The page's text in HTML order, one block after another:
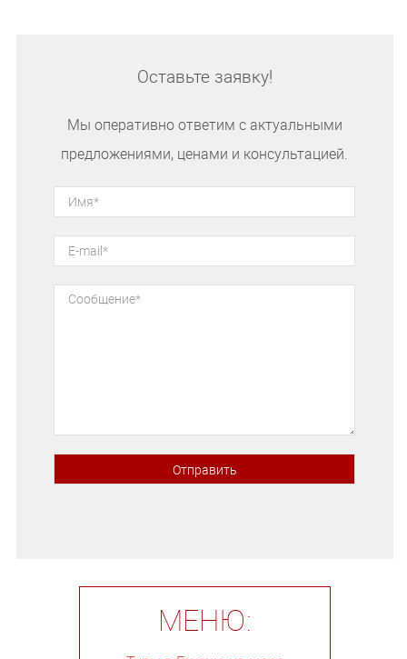
Оставьте заявку!
Мы оперативно ответим с актуальными
предложениями, ценами и консультацией.
МЕНЮ: